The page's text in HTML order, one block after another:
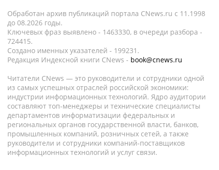
Обработан архив публикаций портала CNews.ru c 11.1998
до 08.2026 годы.
Ключевых фраз выявлено - 1463330, в очереди разбора -
724415.
Создано именных указателей - 199231.
Редакция Индексной книги CNews - book@cnews.ru
Читатели CNews — это руководители и сотрудники одной
из самых успешных отраслей российской экономики:
индустрии информационных технологий. Ядро аудитории
составляют топ-менеджеры и технические специалисты
департаментов информатизации федеральных и
региональных органов государственной власти, банков,
промышленных компаний, розничных сетей, а также
руководители и сотрудники компаний-поставщиков
информационных технологий и услуг связи.